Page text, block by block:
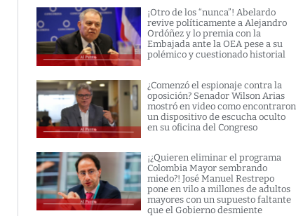
¡Otro de los “nunca”! Abelardo
revive políticamente a Alejandro
Ordóñez y lo premia con la
Embajada ante la OEA pese a su
polémico y cuestionado historial
¿Comenzó el espionaje contra la
oposición? Senador Wilson Arias
mostró en video como encontraron
un dispositivo de escucha oculto
en su oficina del Congreso
¡¿Quieren eliminar el programa
Colombia Mayor sembrando
miedo?! José Manuel Restrepo
pone en vilo a millones de adultos
mayores con un supuesto faltante
que el Gobierno desmiente